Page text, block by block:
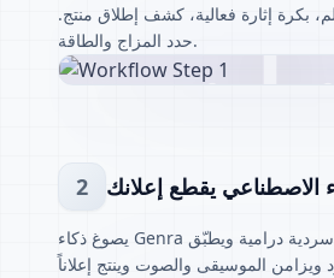
بكرة إثارة فعالية، كشف إطلاق منتج.
حدد المزاج والطاقة.
2 الاصطناعي يقطع إعلانك
يصوغ ذكاء Genra الاصطناعي بنية سردية درامية ويطبّق
ويزامن الموسيقى والصوت وينتج إعلاناً